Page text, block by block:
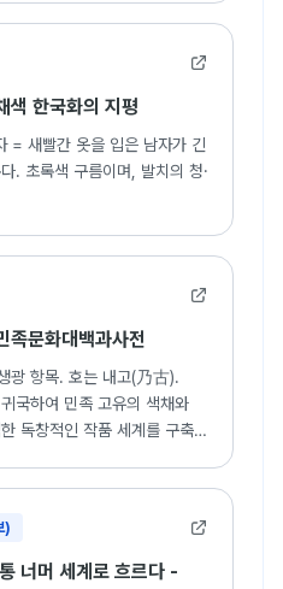
색 한국화의 지평
= 새빨간 옷을 입은 남자가 긴
. 초록색 구름이며, 발치의 청·
문화대백과사전
광 항목. 호는 내고(乃古).
국하여 민족 고유의 색채와
독창적인 작품 세계를 구축한
)
너머 세계로 흐르다 -